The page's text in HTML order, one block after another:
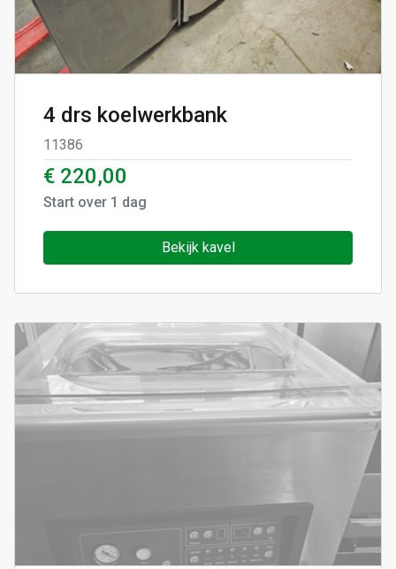
4 drs koelwerkbank
11386
€ 220,00
Start over 1 dag
Bekijk kavel